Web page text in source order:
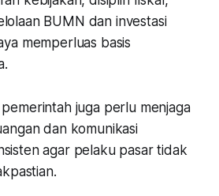
BUMN dan investasi
memperluas basis
pemerintah juga perlu menjaga
dan komunikasi
agar pelaku pasar tidak